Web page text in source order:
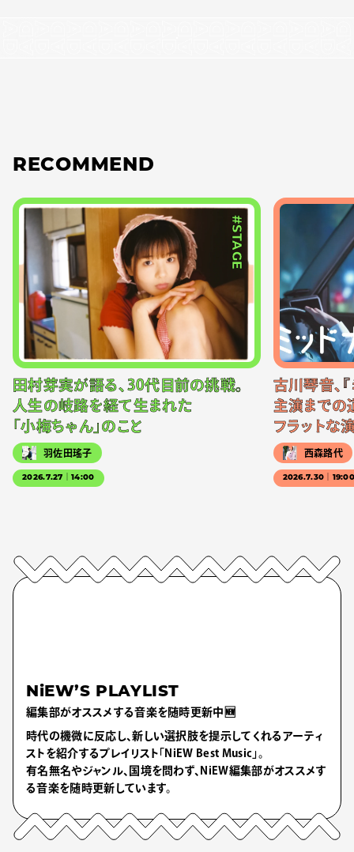
RECOMMEND
#STAGE
田村芽実が語る、30代目前の挑戦。
人生の岐路を経て生まれた
「小梅ちゃん」のこと
羽佐田瑤子
2026.7.27｜14:00
古川琴音、
主演までの
フラットな
西森路代
2026.7.30｜
NiEW’S PLAYLIST
編集部がオススメする音楽を随時更新中🆕
時代の機微に反応し、新しい選択肢を提示してくれるアーティ
ストを紹介するプレイリスト「NiEW Best Music」。
有名無名やジャンル、国境を問わず、NiEW編集部がオススメす
る音楽を随時更新しています。